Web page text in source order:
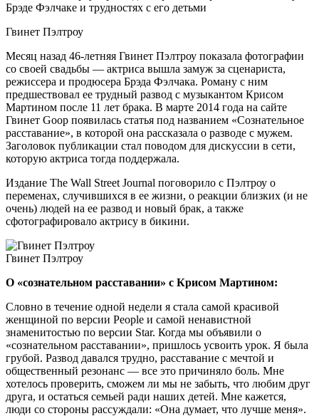
Гвинет Пэлтроу
Месяц назад 46-летняя Гвинет Пэлтроу показала фотографии
со своей свадьбы — актриса вышла замуж за сценариста,
режиссера и продюсера Брэда Фэлчака. Роману с ним
предшествовал ее трудный развод с музыкантом Крисом
Мартином после 11 лет брака. В марте 2014 года на сайте
Гвинет Goop появилась статья под названием «Сознательное
расставание», в которой она рассказала о разводе с мужем.
Заголовок публикации стал поводом для дискуссии в сети,
которую актриса тогда поддержала.
Издание The Wall Street Journal поговорило с Пэлтроу о
переменах, случившихся в ее жизни, о реакции близких (и не
очень) людей на ее развод и новый брак, а также
сфотографировало актрису в бикини.
Гвинет Пэлтроу
О «сознательном расставании» с Крисом Мартином:
Словно в течение одной недели я стала самой красивой
женщиной по версии People и самой ненавистной
знаменитостью по версии Star. Когда мы объявили о
«сознательном расставании», пришлось усвоить урок. Я была
грубой. Развод давался трудно, расставание с мечтой и
общественный резонанс — все это причиняло боль. Мне
хотелось проверить, сможем ли мы не забыть, что любим друг
друга, и остаться семьей ради наших детей. Мне кажется,
люди со стороны рассуждали: «Она думает, что лучше меня».